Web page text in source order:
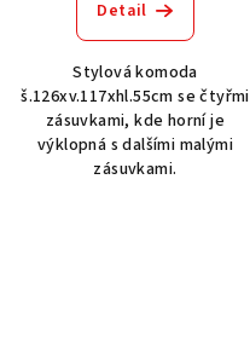
Detail
Stylová komoda
š.126xv.117xhl.55cm se čtyřmi
zásuvkami, kde horní je
výklopná s dalšími malými
zásuvkami.